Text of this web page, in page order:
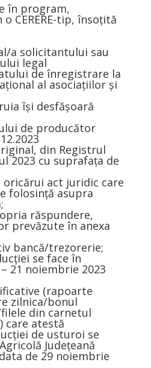
în program,
CERERE-tip, însoțită
a solicitantului sau
legal
de înregistrare la
al asociațiilor și
își desfășoară
de producător
din Registrul
2023 cu suprafața de
act juridic care
folosință asupra
răspundere,
prevăzute în anexa
bancă/trezorerie;
se face în
21 noiembrie 2023
(rapoarte
zilnica/bonul
din carnetul
care atestă
de usturoi se
Județeană
de 29 noiembrie